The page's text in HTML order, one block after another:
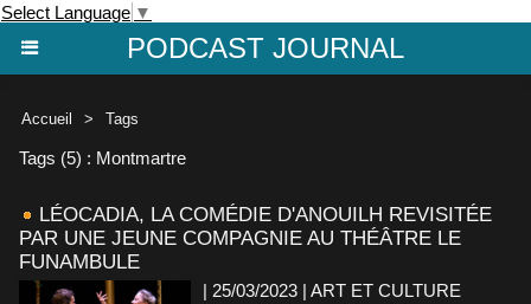
Select Language ▼
PODCAST JOURNAL
Accueil > Tags
Tags (5) : Montmartre
LÉOCADIA, LA COMÉDIE D'ANOUILH REVISITÉE
PAR UNE JEUNE COMPAGNIE AU THÉÂTRE LE
FUNAMBULE
| 25/03/2023 | ART ET CULTURE